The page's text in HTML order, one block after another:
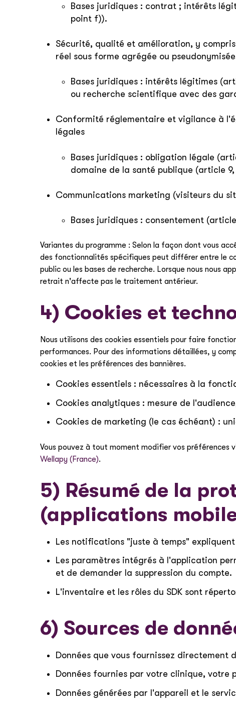
Bases juridiques : contrat ; intérêts
point f)).
Sécurité, qualité et amélioration, y
réel sous forme agrégée ou
Bases juridiques : intérêts légitimes
ou recherche scientifique avec des
Conformité réglementaire et vigilance à
légales
Bases juridiques : obligation légale
domaine de la santé publique (article
Communications marketing (visiteurs du
Bases juridiques : consentement
Variantes du programme : Selon la façon dont vous
des fonctionnalités spécifiques peut différer entre le
public ou les bases de recherche. Lorsque nous nous
retrait n'affecte pas le traitement antérieur.
4) Cookies et
Nous utilisons des cookies essentiels pour faire
performances. Pour des informations détaillées, y
cookies et les préférences des bannières.
Cookies essentiels : nécessaires à la
Cookies analytiques : mesure de
Cookies de marketing (le cas échéant) :
Vous pouvez à tout moment modifier vos préférences
Wellapy (France).
5) Résumé de la
(applications
Les notifications "juste à temps"
Les paramètres intégrés à l'application
et de demander la suppression du compte.
L'inventaire et les rôles du SDK sont
6) Sources de
Données que vous fournissez directement
Données fournies par votre clinique, votre
Données générées par l'appareil et le